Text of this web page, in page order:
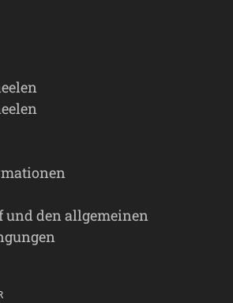
und den allgemeinen